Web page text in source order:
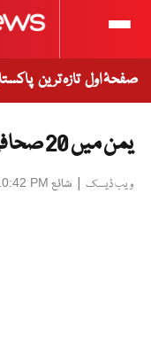
صفحۂ اول تازہ ترین
یمن میں 20 صحافی و کالم نگار گرفتار
ویب ڈیسک | شائع PM